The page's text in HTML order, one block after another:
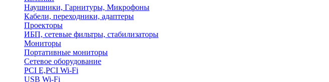
Наушники, Гарнитуры, Микрофоны
Кабели, переходники, адаптеры
Проекторы
ИБП, сетевые фильтры, стабилизаторы
Мониторы
Портативные мониторы
Сетевое оборудование
PCI E,PCI Wi-Fi
USB Wi-Fi